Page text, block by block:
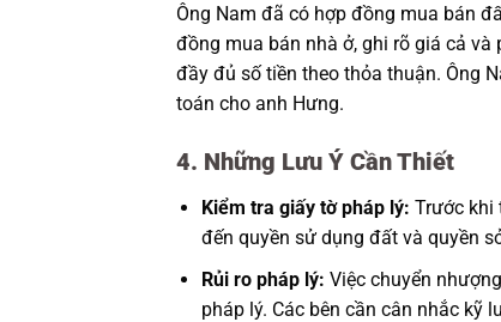
Ông Nam đã có hợp đồng mua bán
đồng mua bán nhà ở, ghi rõ giá cả
đầy đủ số tiền theo thỏa thuận. Ông
toán cho anh Hưng.
4. Những Lưu Ý Cần Thiết
Kiểm tra giấy tờ pháp lý: Trước khi
đến quyền sử dụng đất và quyền
Rủi ro pháp lý: Việc chuyển
pháp lý. Các bên cần cân nhắc kỹ